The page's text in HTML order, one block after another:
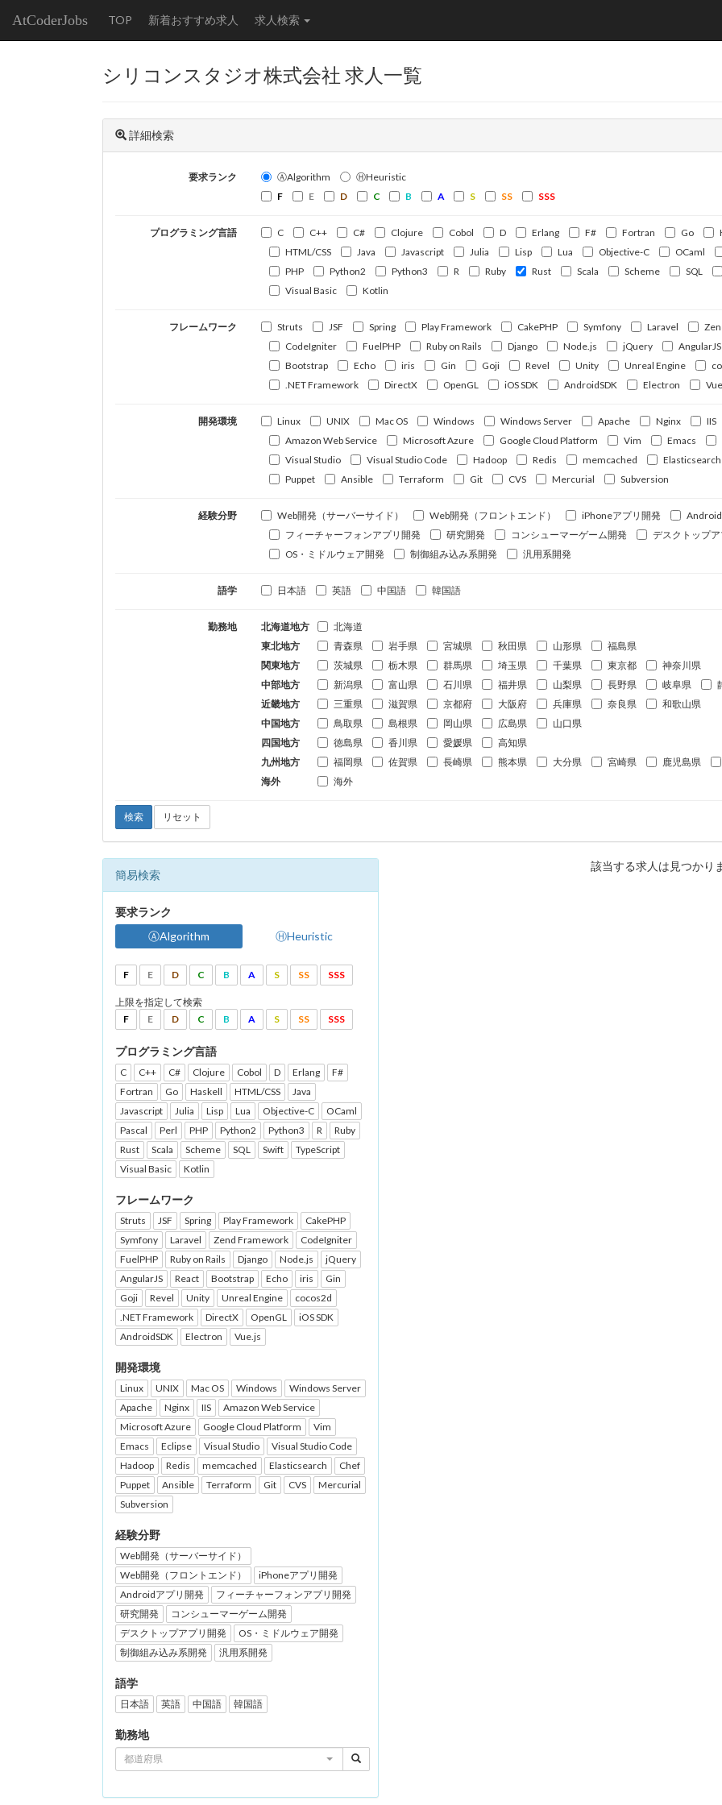
AtCoderJobs TOP 新着おすすめ求人 求人検索
シリコンスタジオ株式会社 求人一覧
詳細検索
要求ランク ⒶAlgorithm
ⒽHeuristic
F
E D C B A S SS SSS
プログラミング言語 C C++ C# Clojure Cobol D Erlang F# Fortran Go
HTML/CSS
Java Javascript Julia Lisp Lua Objective-C OCaml
PHP
Python2 Python3 R Ruby Rust Scala Scheme SQL
Visual Basic
Kotlin
フレームワーク Struts JSF Spring Play Framework CakePHP Symfony Laravel
CodeIgniter
FuelPHP Ruby on Rails Django Node.js jQuery AngularJS
Bootstrap
Echo iris Gin Goji Revel Unity Unreal Engine
.NET Framework
DirectX OpenGL iOS SDK AndroidSDK Electron
開発環境 Linux UNIX Mac OS Windows Windows Server Apache Nginx
IIS
Amazon Web Service
Microsoft Azure Google Cloud Platform Vim Emacs
Visual Studio
Visual Studio Code Hadoop Redis memcached Elasticsearch
Puppet
Ansible Terraform Git CVS Mercurial Subversion
経験分野 Web開発（サーバーサイド） Web開発（フロントエンド） iPhoneアプリ開発
フィーチャーフォンアプリ開発
研究開発 コンシューマーゲーム開発
デスクトップ
OS・ミドルウェア開発
制御組み込み系開発 汎用系開発
語学 日本語 英語 中国語 韓国語
勤務地 北海道地方
北海道
東北地方
青森県 岩手県 宮城県 秋田県 山形県
福島県
関東地方
茨城県 栃木県 群馬県 埼玉県 千葉県 東京都
神奈川県
中部地方
新潟県 富山県 石川県 福井県 山梨県 長野県 岐阜県
近畿地方
三重県 滋賀県 京都府 大阪府 兵庫県 奈良県
和歌山県
中国地方
鳥取県 島根県 岡山県 広島県
山口県
四国地方
徳島県 香川県 愛媛県
高知県
九州地方
福岡県 佐賀県 長崎県 熊本県 大分県 宮崎県 鹿児島県
海外
海外
検索 リセット
簡易検索
要求ランク
ⒶAlgorithm
ⒽHeuristic
F E D C B A S SS SSS
上限を指定して検索
F
E D C B A S SS SSS
プログラミング言語
C C++ C# Clojure Cobol D Erlang
F#
Fortran
Go Haskell HTML/CSS
Java
Javascript
Julia Lisp Lua Objective-C
OCaml
Pascal
Perl PHP Python2 Python3 R
Ruby
Rust
Scala Scheme SQL Swift
TypeScript
Visual Basic
Kotlin
フレームワーク
Struts JSF Spring Play Framework
CakePHP
Symfony
Laravel Zend Framework
CodeIgniter
FuelPHP
Ruby on Rails Django Node.js
jQuery
AngularJS
React Bootstrap Echo iris
Gin
Goji
Revel Unity Unreal Engine
cocos2d
.NET Framework
DirectX OpenGL
iOS SDK
AndroidSDK
Electron Vue.js
開発環境
Linux UNIX Mac OS Windows
Windows Server
Apache
Nginx IIS
Amazon Web Service
Microsoft Azure
Google Cloud Platform
Vim
Emacs
Eclipse Visual Studio
Visual Studio Code
Hadoop
Redis memcached Elasticsearch
Chef
Puppet
Ansible Terraform Git CVS
Mercurial
Subversion
経験分野
Web開発（サーバーサイド）
Web開発（フロントエンド）
iPhoneアプリ開発
Androidアプリ開発
フィーチャーフォンアプリ開発
研究開発
コンシューマーゲーム開発
デスクトップアプリ開発
OS・ミドルウェア開発
制御組み込み系開発
汎用系開発
語学
日本語 英語 中国語 韓国語
勤務地
都道府県
該当する求人は見つかり